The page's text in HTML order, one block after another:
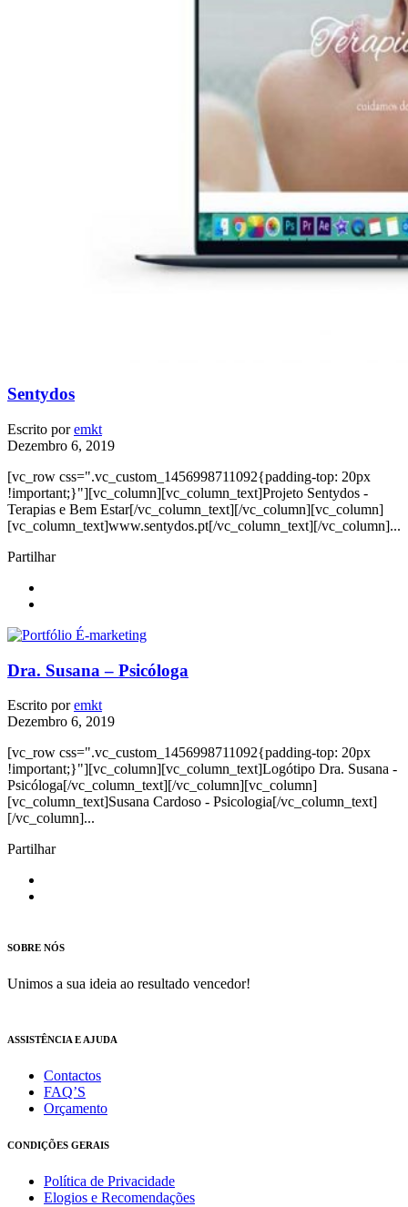
Sentydos
Escrito poremkt
Dezembro 6, 2019
[vc_row css=".vc_custom_1456998711092{padding-top: 20px
!important;}"][vc_column][vc_column_text]Projeto Sentydos -
Terapias e Bem Estar[/vc_column_text][/vc_column][vc_column]
[vc_column_text]www.sentydos.pt[/vc_column_text][/vc_column]...
Partilhar
Dra. Susana – Psicóloga
Escrito poremkt
Dezembro 6, 2019
[vc_row css=".vc_custom_1456998711092{padding-top: 20px
!important;}"][vc_column][vc_column_text]Logótipo Dra. Susana -
Psicóloga[/vc_column_text][/vc_column][vc_column]
[vc_column_text]Susana Cardoso - Psicologia[/vc_column_text]
[/vc_column]...
Partilhar
SOBRE NÓS
Unimos a sua ideia ao resultado vencedor!
ASSISTÊNCIA E AJUDA
Contactos
FAQ’S
Orçamento
CONDIÇÕES GERAIS
Política de Privacidade
Elogios e Recomendações